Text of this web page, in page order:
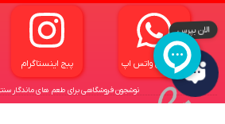
پشتیبانی واتس اپ پبج اینستاگرام
نوشجون فروشگاهی برای طعم های ماندگار